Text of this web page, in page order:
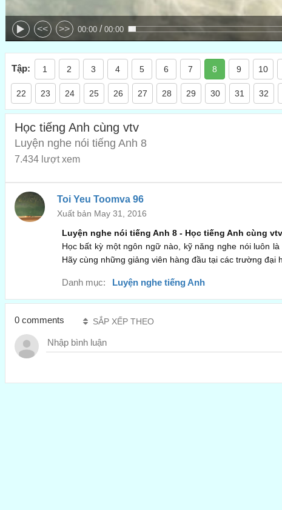
<< >> 00:00 / 00:00
Tập: 1 2 3 4 5 6 7 8 9 10
22 23 24 25 26 27 28 29 30 31 32
Học tiếng Anh cùng vtv
Luyện nghe nói tiếng Anh 8
7.434 lượt xem
Toi Yeu Toomva 96
Xuất bản May 31, 2016
Luyện nghe nói tiếng Anh 8- Học tiếng Anh cùng vtv
Học bất kỳ một ngôn ngữ nào, kỹ năng nghe nói luôn
Hãy cùng những giảng viên hàng đầu tại các trường đại
Danh mục: Luyện nghe tiếng Anh
0 comments SẮP XẾP THEO